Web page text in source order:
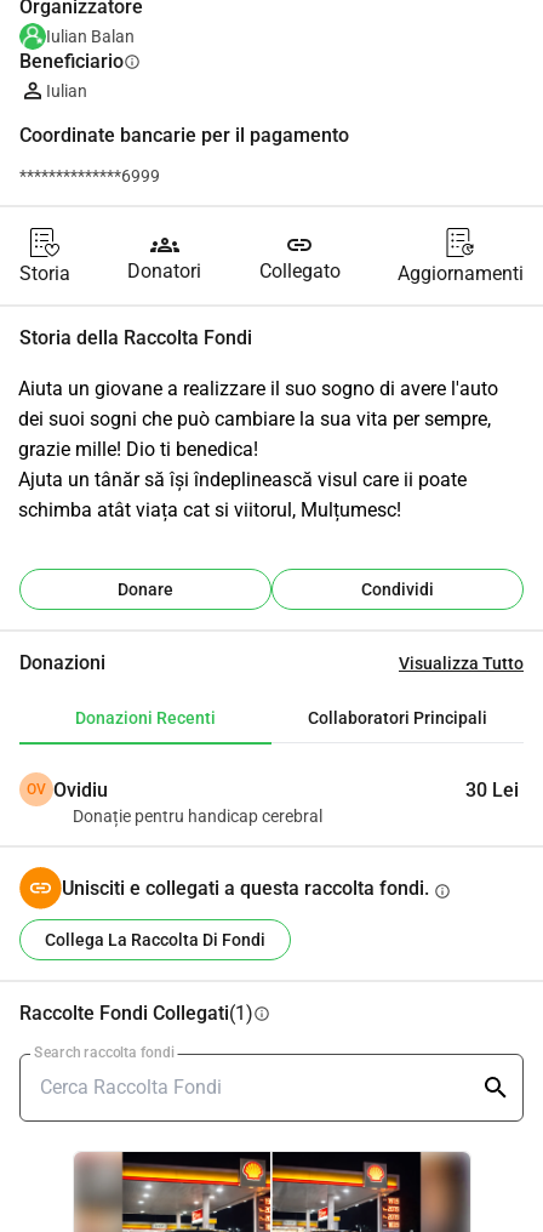
Organizzatore
Iulian Balan
Beneficiarioinfo
Iulian
Coordinate bancarie per il pagamento
**************6999
Storia
groups
Donatori
link
Collegato Aggiornamenti
Storia della Raccolta Fondi
Aiuta un giovane a realizzare il suo sogno di avere l'auto
dei suoi sogni che può cambiare la sua vita per sempre,
grazie mille! Dio ti benedica!
Ajuta un tânăr să își îndeplinească visul care ii poate
schimba atât viața cat si viitorul, Mulțumesc!
Donare Condividi
Donazioni Visualizza Tutto
Donazioni Recenti Collaboratori Principali
OV Ovidiu 30 Lei
Donație pentru handicap cerebral
Unisciti e collegati a questa raccolta fondi. info
Collega La Raccolta Di Fondi
Raccolte Fondi Collegati(1)info
Search raccolta fondi